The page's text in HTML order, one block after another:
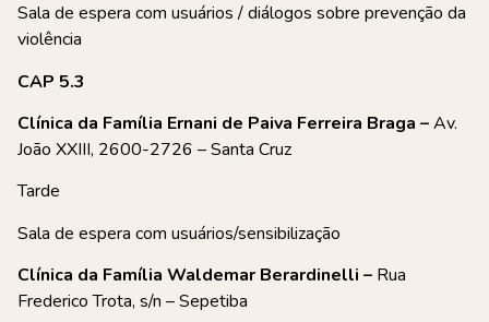
Sala de espera com usuários / diálogos sobre prevenção da
violência
CAP 5.3
Clínica da Família Ernani de Paiva Ferreira Braga –Av.
João XXIII, 2600-2726 – Santa Cruz
Tarde
Sala de espera com usuários/sensibilização
Clínica da Família Waldemar Berardinelli – Rua
Frederico Trota, s/n – Sepetiba